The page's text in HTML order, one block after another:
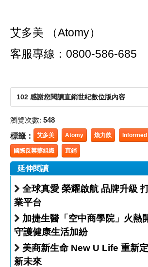
艾多美 （Atomy）
客服專線：0800-586-685
102 感謝您閱讀直銷世紀數位版內容
瀏覽次數: 548
標籤： 艾多美 Atomy 煥力飲
國際反禁藥組織 直銷
延伸閱讀
全球真愛 榮耀啟航 品牌升級 打造新世代事
業平台
加捷生醫「空中商學院」火熱開跑 攜
守護健康生活加紛
美商新生命 New U Life 重新定義膠原蛋白
新未來